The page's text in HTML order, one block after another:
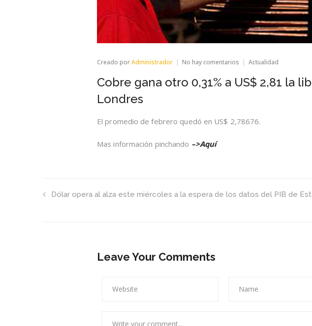
Creado porAdministrador No hay comentarios en
gana
otro
2,81
Londres
Actualidad
Cobre gana otro 0,31% a US$ 2,81 la
Londres
El promedio de febrero quedó en US$ 2,78676.
Mas información pinchando –>Aquí
Dólar opera al alza este miércoles a la espera de los datos del PIB de
Leave Your Comments